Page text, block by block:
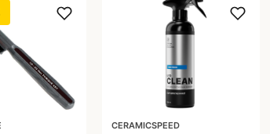
CERAMICSPEED